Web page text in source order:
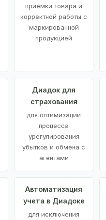
приемки товара и
корректной работы с
маркированной
продукцией
Диадок для
страхования
для оптимизации
процесса
урегулирования
убытков и обмена с
агентами
Автоматизация
учета в Диадоке
для исключения